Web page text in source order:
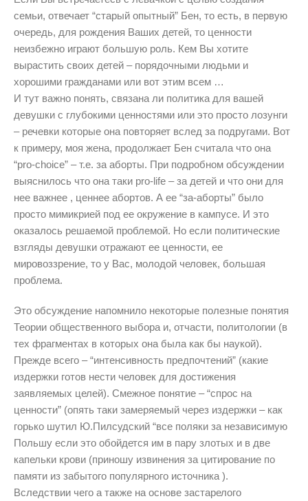
семьи, отвечает “старый опытный” Бен, то есть, в первую
очередь, для рождения Ваших детей, то ценности
неизбежно играют большую роль. Кем Вы хотите
вырастить своих детей – порядочными людьми и
хорошими гражданами или вот этим всем …
И тут важно понять, связана ли политика для вашей
девушки с глубокими ценностями или это просто лозунги
– речевки которые она повторяет вслед за подругами. Вот
к примеру, моя жена, продолжает Бен считала что она
“pro-choice” – т.е. за аборты. При подробном обсуждении
выяснилось что она таки pro-life – за детей и что они для
нее важнее , ценнее абортов. А ее “за-аборты” было
просто мимикрией под ее окружение в кампусе. И это
оказалось решаемой проблемой. Но если политические
взгляды девушки отражают ее ценности, ее
мировоззрение, то у Вас, молодой человек, большая
проблема.
Это обсуждение напомнило некоторые полезные понятия
Теории общественного выбора и, отчасти, политологии (в
тех фрагментах в которых она была как бы наукой).
Прежде всего – “интенсивность предпочтений” (какие
издержки готов нести человек для достижения
заявляемых целей). Смежное понятие – “спрос на
ценности” (опять таки замеряемый через издержки – как
горько шутил Ю.Пилсудский “все поляки за независимую
Польшу если это обойдется им в пару злотых и в две
капельки крови (приношу извинения за цитирование по
памяти из забытого популярного источника ).
Вследствии чего а также на основе застарелого